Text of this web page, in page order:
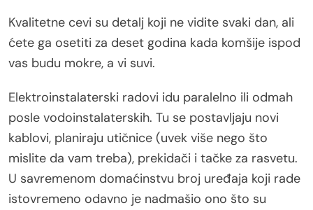
Kvalitetne cevi su detalj koji ne vidite svaki dan, ali
ćete ga osetiti za deset godina kada komšije ispod
vas budu mokre, a vi suvi.
Elektroinstalaterski radovi idu paralelno ili odmah
posle vodoinstalaterskih. Tu se postavljaju novi
kablovi, planiraju utičnice (uvek više nego što
mislite da vam treba), prekidači i tačke za rasvetu.
U savremenom domaćinstvu broj uređaja koji rade
istovremeno odavno je nadmašio ono što su